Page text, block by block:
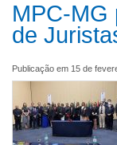
MPC-MG
de
Publicação em 15 de